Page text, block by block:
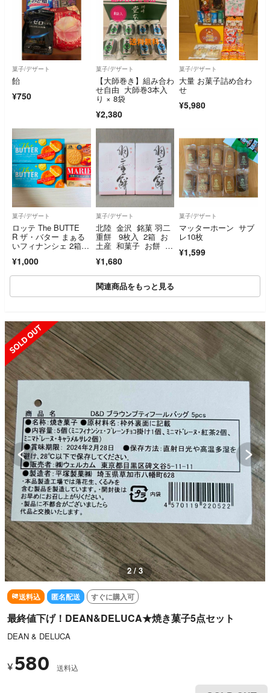
菓子/デザート
飴
¥750
菓子/デザート
【大師巻き】組み合わ
せ自由 大師巻3本入
り × 8袋
¥2,380
菓子/デザート
大量 お菓子詰め合わ
せ
¥5,980
菓子/デザート
ロッテ The BUTTE
R ザ・バター まぁる
いフィナンシェ 2箱セ
¥1,000
菓子/デザート
北陸 金沢 銘菓 羽二
重餅 9枚入 2箱 お
土産 和菓子 お餅 個
¥1,680
菓子/デザート
マッターホーン サブ
レ10枚
¥1,599
関連商品をもっと見る
SOLD OUT
3 / 3
送料込 匿名配送 すぐに購入可
最終値下げ！DEAN&DELUCA★焼き菓子5点セット
DEAN & DELUCA
¥ 580 送料込